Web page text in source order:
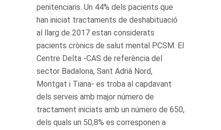
penitenciaris. Un 44% dels pacients que
han iniciat tractaments de deshabituació
al llarg de 2017 estan considerats
pacients crònics de salut mental PCSM. El
Centre Delta -CAS de referència del
sector Badalona, Sant Adrià Nord,
Montgat i Tiana- es troba al capdavant
dels serveis amb major número de
tractament iniciats amb un número de 650,
dels quals un 50,8% es corresponen a